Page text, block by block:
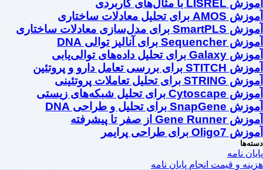
آموزش LISREL با مثال‌های کاربردی
آموزش AMOS برای تحلیل معادلات ساختاری
آموزش SmartPLS برای مدل‌سازی معادلات ساختاری
آموزش Sequencher برای آنالیز توالی DNA
آموزش Galaxy برای تحلیل داده‌های توالی‌یابی
آموزش STITCH برای بررسی تعامل دارو و پروتئین
آموزش STRING برای تحلیل تعاملات پروتئینی
آموزش Cytoscape برای تحلیل شبکه‌های زیستی
آموزش SnapGene برای تحلیل و طراحی DNA
آموزش Gene Runner از صفر تا پیشرفته
آموزش Oligo7 برای طراحی پرایمر
دسته‌ها
پایان نامه
هزینه و قیمت انجام پایان نامه